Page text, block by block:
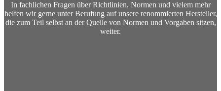
In fachlichen Fragen über Richtlinien, Normen und vielem mehr
helfen wir gerne unter Berufung auf unsere renommierten Hersteller,
die zum Teil selbst an der Quelle von Normen und Vorgaben sitzen,
weiter.